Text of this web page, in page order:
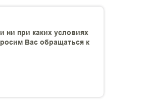
ни при каких условиях
Вас обращаться к